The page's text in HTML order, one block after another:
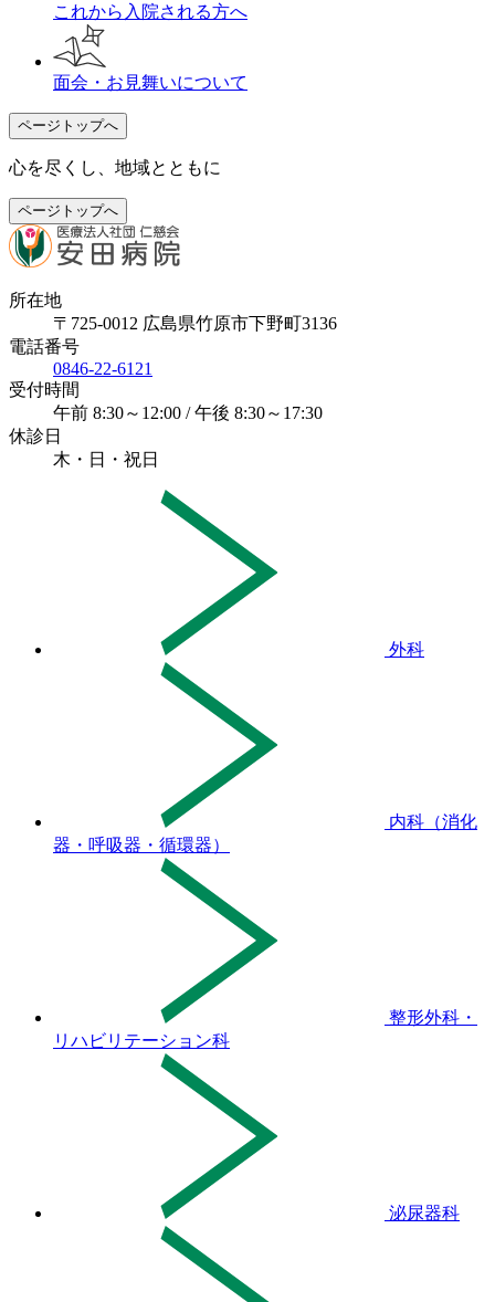
これから入院される方へ
面会・お見舞いについて
ページトップへ
心を尽くし、地域とともに
ページトップへ
所在地
〒725-0012 広島県竹原市下野町3136
電話番号
0846-22-6121
受付時間
午前 8:30～12:00 / 午後 8:30～17:30
休診日
木・日・祝日
外科
内科（消化
器・呼吸器・循環器）
整形外科・
リハビリテーション科
泌尿器科